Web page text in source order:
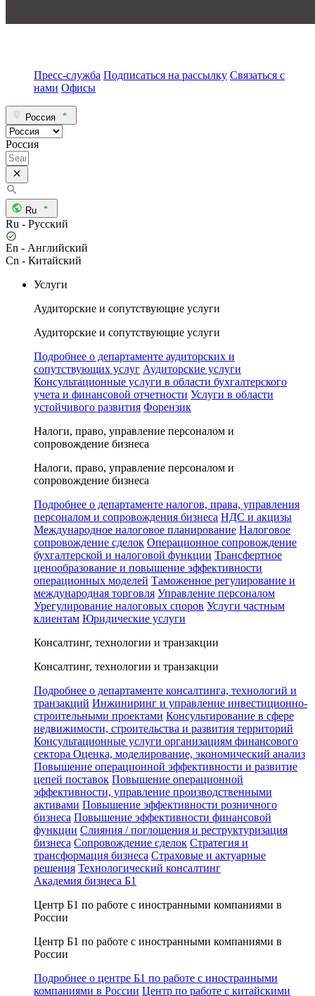
Пресс-служба Подписаться на рассылку Связаться с
нами Офисы
Россия
Россия
Ru
Ru - Русский
En - Английский
Cn - Китайский
Услуги
Аудиторские и сопутствующие услуги
Аудиторские и сопутствующие услуги
Подробнее о департаменте аудиторских и
сопутствующих услуг Аудиторские услуги
Консультационные услуги в области бухгалтерского
учета и финансовой отчетности Услуги в области
устойчивого развития Форензик
Налоги, право, управление персоналом и
сопровождение бизнеса
Налоги, право, управление персоналом и
сопровождение бизнеса
Подробнее о департаменте налогов, права, управления
персоналом и сопровождения бизнеса НДС и акцизы
Международное налоговое планирование Налоговое
сопровождение сделок Операционное сопровождение
бухгалтерской и налоговой функции Трансфертное
ценообразование и повышение эффективности
операционных моделей Таможенное регулирование и
международная торговля Управление персоналом
Урегулирование налоговых споров Услуги частным
клиентам Юридические услуги
Консалтинг, технологии и транзакции
Консалтинг, технологии и транзакции
Подробнее о департаменте консалтинга, технологий и
транзакций Инжиниринг и управление инвестиционно-
строительными проектами Консультирование в сфере
недвижимости, строительства и развития территорий
Консультационные услуги организациям финансового
сектора Оценка, моделирование, экономический анализ
Повышение операционной эффективности и развитие
цепей поставок Повышение операционной
эффективности, управление производственными
активами Повышение эффективности розничного
бизнеса Повышение эффективности финансовой
функции Слияния / поглощения и реструктуризация
бизнеса Сопровождение сделок Стратегия и
трансформация бизнеса Страховые и актуарные
решения Технологический консалтинг
Академия бизнеса Б1
Центр Б1 по работе с иностранными компаниями в
России
Центр Б1 по работе с иностранными компаниями в
России
Подробнее о центре Б1 по работе с иностранными
компаниями в России Центр по работе с китайскими